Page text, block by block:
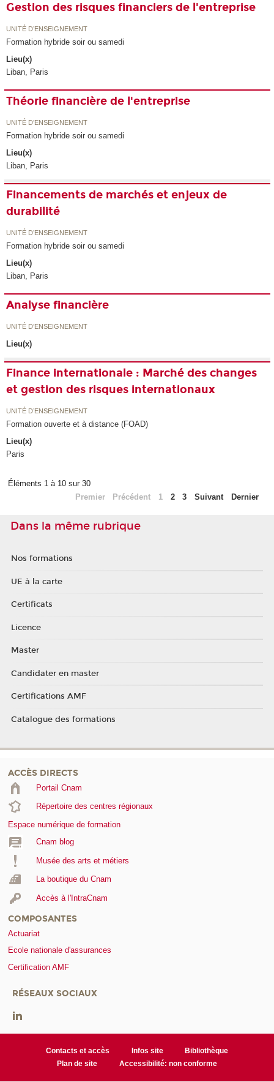
Gestion des risques financiers de l'entreprise
UNITÉ D’ENSEIGNEMENT
Formation hybride soir ou samedi
Lieu(x)
Liban, Paris
Théorie financière de l'entreprise
UNITÉ D’ENSEIGNEMENT
Formation hybride soir ou samedi
Lieu(x)
Liban, Paris
Financements de marchés et enjeux de
durabilité
UNITÉ D’ENSEIGNEMENT
Formation hybride soir ou samedi
Lieu(x)
Liban, Paris
Analyse financière
UNITÉ D’ENSEIGNEMENT
Lieu(x)
Finance internationale : Marché des changes
et gestion des risques internationaux
UNITÉ D’ENSEIGNEMENT
Formation ouverte et à distance (FOAD)
Lieu(x)
Paris
Éléments 1 à 10 sur 30
Premier
Précédent 1 2 3 Suivant Dernier
Dans la même rubrique
Nos formations
UE à la carte
Certificats
Licence
Master
Candidater en master
Certifications AMF
Catalogue des formations
ACCÈS DIRECTS
Portail Cnam
Répertoire des centres régionaux
Espace numérique de formation
Cnam blog
Musée des arts et métiers
La boutique du Cnam
Accès à l'IntraCnam
COMPOSANTES
Actuariat
Ecole nationale d'assurances
Certification AMF
RÉSEAUX SOCIAUX
Contacts et accès Infos site
Bibliothèque
Plan de site
Accessibilité: non conforme